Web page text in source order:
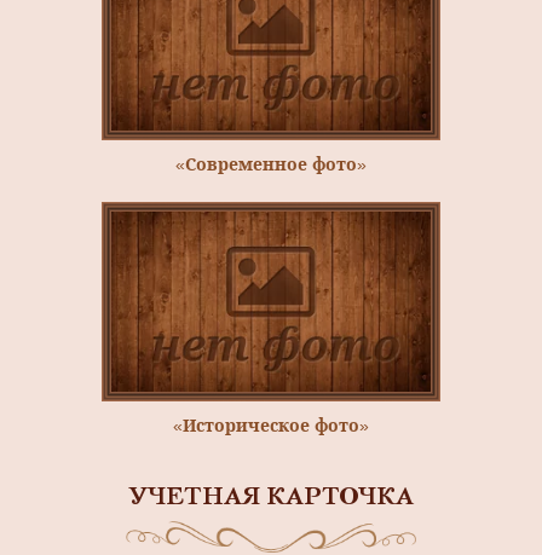
«Современное фото»
«Историческое фото»
УЧЕТНАЯ КАРТОЧКА